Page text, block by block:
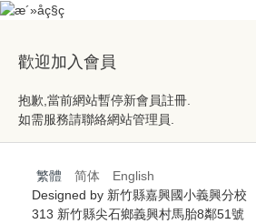
跳
要
容
區
歡迎加入會員
抱歉,當前網站暫停新會員註冊.
如需服務請聯絡網站管理員.
繁體 简体
English
Designed by 新竹縣嘉興國小義興分校
313 新竹縣尖石鄉義興村馬胎8鄰51號